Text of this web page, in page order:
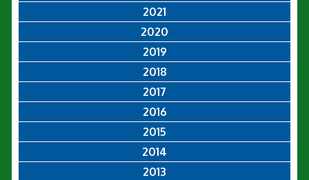
2021
2020
2019
2018
2017
2016
2015
2014
2013